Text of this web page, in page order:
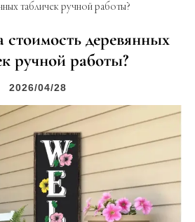
табличек ручной работы?
стоимость деревянных
ручной работы?
2026/04/28